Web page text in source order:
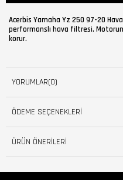
Acerbis Yamaha Yz 250 97-20
performanslı hava filtresi.
korur.
YORUMLAR(0)
ÖDEME SEÇENEKLERI
ÜRÜN ÖNERILERI